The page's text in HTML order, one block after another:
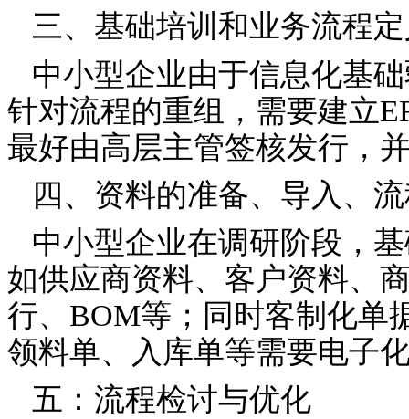
三、基础培训和业务流程
中小型企业由于信息化基
针对流程的重组，需要建立
最好由高层主管签核发行，
四、资料的准备、导入、
中小型企业在调研阶段，
如供应商资料、客户资料、
行、BOM等；同时客制化单
领料单、入库单等需要电子
五：流程检讨与优化